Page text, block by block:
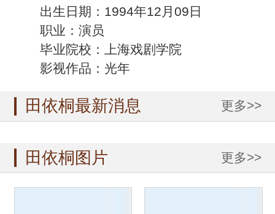
出生日期：1994年12月09日
职业：演员
毕业院校：上海戏剧学院
影视作品：光年
田依桐最新消息 更多>>
田依桐图片 更多>>